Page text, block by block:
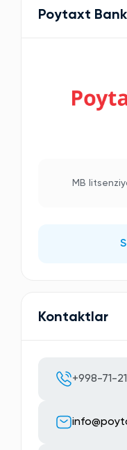
Poytaxt Bank
MB
Kontaktlar
+998-71-